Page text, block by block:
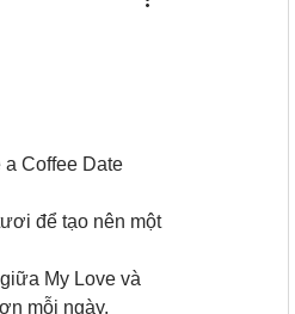
Các bài pháp
a Coffee Date
để tạo nên một
My Love và
mỗi ngày.